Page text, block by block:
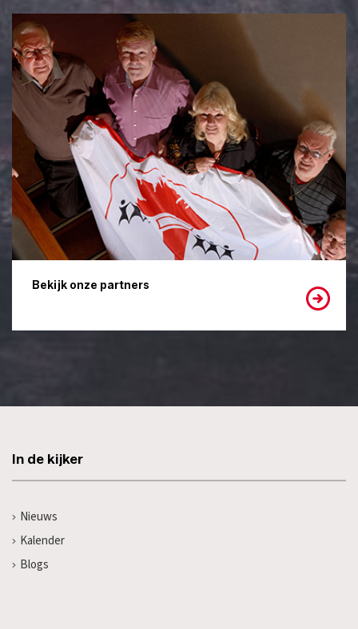
Bekijk onze partners
In de kijker
Nieuws
Kalender
Blogs